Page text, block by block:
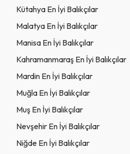
Kütahya En İyi Balıkçılar
Malatya En İyi Balıkçılar
Manisa En İyi Balıkçılar
Kahramanmaraş En İyi Balıkçılar
Mardin En İyi Balıkçılar
Muğla En İyi Balıkçılar
Muş En İyi Balıkçılar
Nevşehir En İyi Balıkçılar
Niğde En İyi Balıkçılar